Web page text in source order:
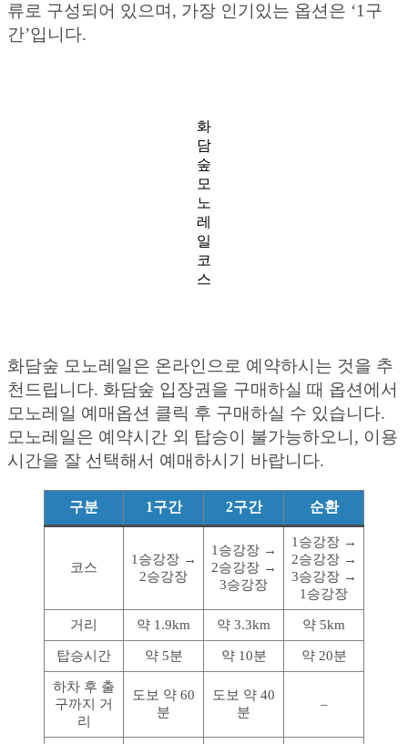
류로 구성되어 있으며, 가장 인기있는 옵션은 ‘1구
간’입니다.
화
담
숲
모
노
레
일
코
스
화담숲 모노레일은 온라인으로 예약하시는 것을 추
천드립니다. 화담숲 입장권을 구매하실 때 옵션에서
모노레일 예매옵션 클릭 후 구매하실 수 있습니다.
모노레일은 예약시간 외 탑승이 불가능하오니, 이용
시간을 잘 선택해서 예매하시기 바랍니다.
구분 1구간 2구간 순환
코스
1승강장 →
2승강장
1승강장 →
2승강장 →
3승강장
1승강장 →
2승강장 →
3승강장 →
1승강장
거리 약 1.9km 약 3.3km 약 5km
탑승시간 약 5분 약 10분 약 20분
하차 후 출
구까지 거
리
도보 약 60
분
도보 약 40
분
–